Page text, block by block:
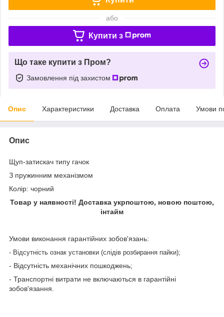
або
Купити з
Що таке купити з Пром?
Замовлення під захистом
Опис Характеристики Доставка Оплата Умови
Опис
Щуп-затискач типу гачок
З пружинним механізмом
Колір: чорний
Товар у наявності! Доставка укрпоштою, новою поштою,
інтайм
Умови виконання гарантійних зобов'язань:
- Відсутність ознак установки (слідів розбирання пайки);
- Відсутність механічних пошкоджень;
- Транспортні витрати не включаються в гарантійні
зобов'язання.